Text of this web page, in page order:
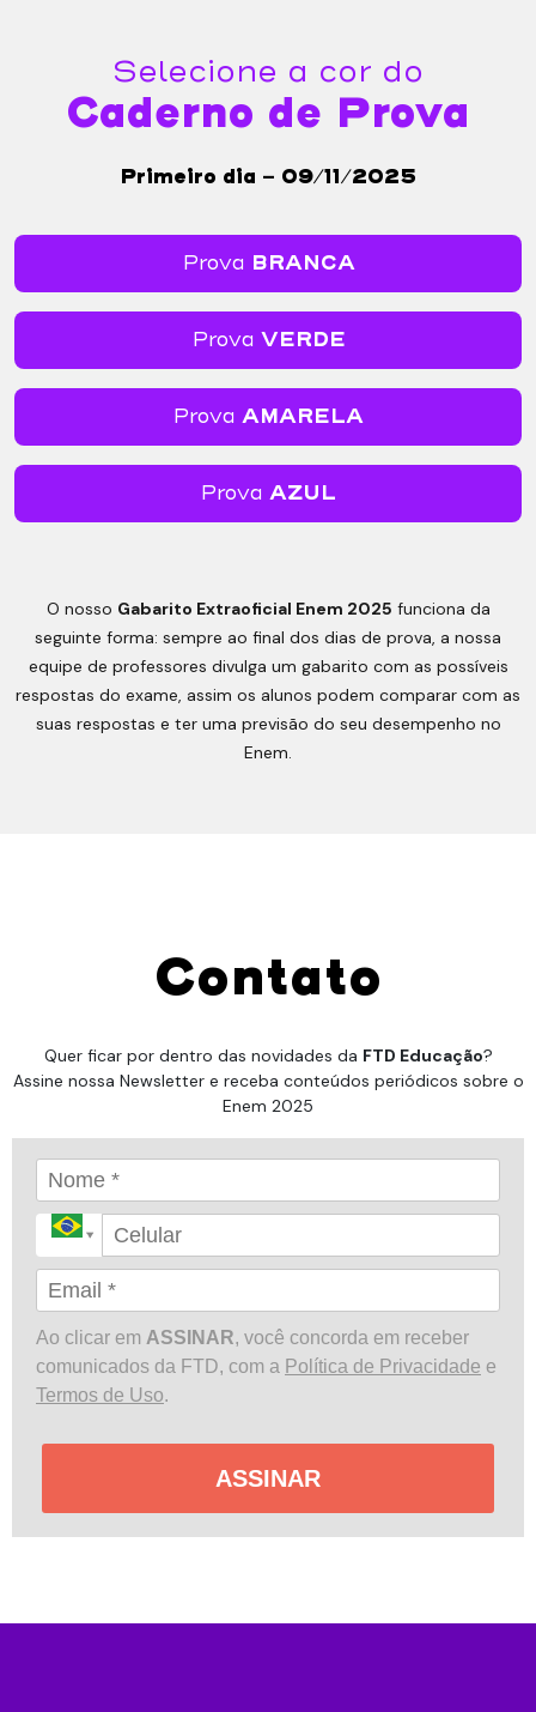
Selecione a cor do
Caderno de Prova
Primeiro dia - 09/11/2025
Prova BRANCA
Prova VERDE
Prova AMARELA
Prova AZUL
O nosso Gabarito Extraoficial Enem 2025 funciona da
seguinte forma: sempre ao final dos dias de prova, a nossa
equipe de professores divulga um gabarito com as possíveis
respostas do exame, assim os alunos podem comparar com as
suas respostas e ter uma previsão do seu desempenho no
Enem.
Contato
Quer ficar por dentro das novidades da FTD Educação?
Assine nossa Newsletter e receba conteúdos periódicos sobre o
Enem 2025
Ao clicar em ASSINAR, você concorda em receber
comunicados da FTD, com a Política de Privacidade e
Termos de Uso.
ASSINAR